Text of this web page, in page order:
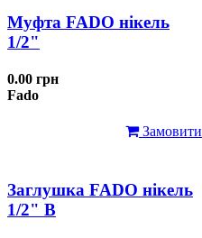
Муфта FADO нікель
1/2"
0.00 грн
Fado
Замовити
Заглушка FADO нікель
1/2" В